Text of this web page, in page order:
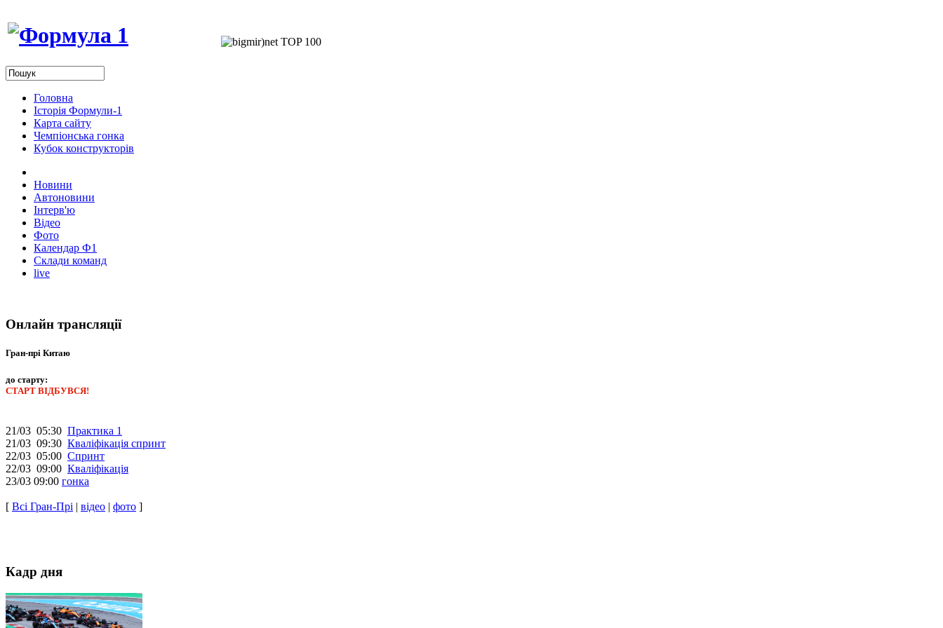
Головна
Історія Формули-1
Карта сайту
Чемпіонська гонка
Кубок конструкторів
Новини
Автоновини
Інтерв'ю
Відео
Фото
Календар Ф1
Склади команд
live
Онлайн трансляції
Гран-прі Китаю
до старту:
СТАРТ ВІДБУВСЯ!
21/03 05:30 Практика 1
21/03 09:30 Кваліфікація спринт
22/03 05:00 Спринт
22/03 09:00 Кваліфікація
23/03 09:00 гонка
[ Всі Гран-Прі | відео | фото ]
Кадр дня